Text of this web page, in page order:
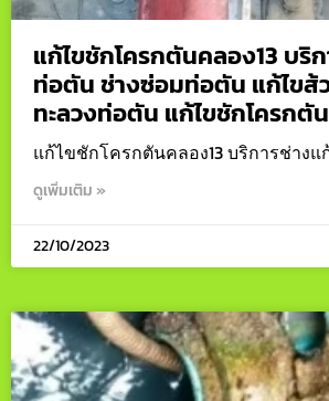
แก้ไขชักโครกตันคลอง13 บริ
ท่อตัน ช่างซ่อมท่อตัน แก้ไขส้
ทะลวงท่อตัน แก้ไขชักโครกตัน
แก้ไขชักโครกตันคลอง13 บริการช่างแ
ดูเพิ่มเติม »
22/10/2023